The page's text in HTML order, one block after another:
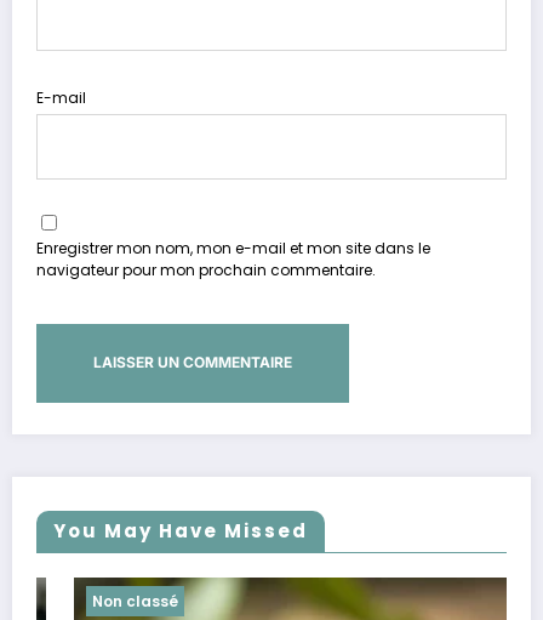
E-mail
Enregistrer mon nom, mon e-mail et mon site dans le
navigateur pour mon prochain commentaire.
You May Have Missed
Non classé